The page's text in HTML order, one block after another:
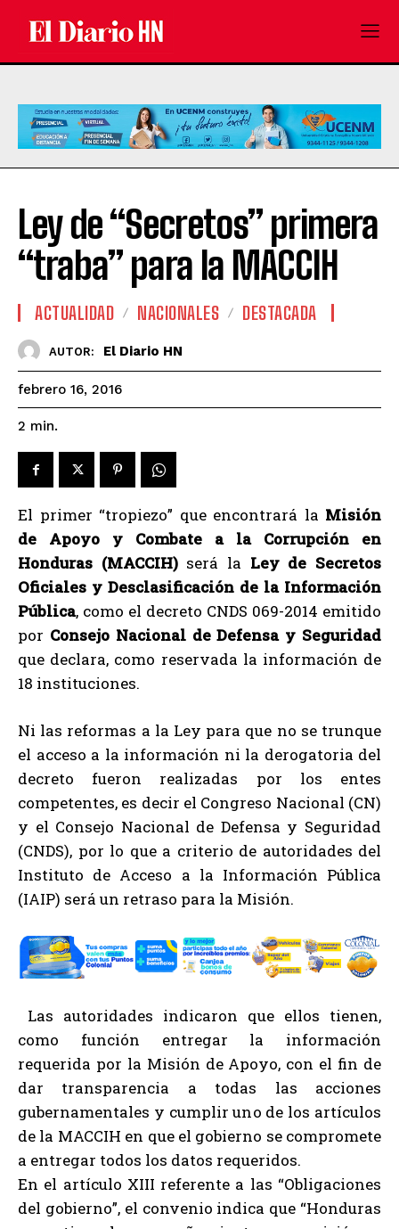
Ley de “Secretos” primera
“traba” para la MACCIH
ACTUALIDAD NACIONALES DESTACADA
AUTOR: El Diario HN
febrero 16, 2016
2 min.
El primer “tropiezo” que encontrará la Misión
de Apoyo y Combate a la Corrupción en
Honduras (MACCIH)será la Ley de Secretos
Oficiales y Desclasificación de la Información
Pública, como el decreto CNDS 069-2014 emitido
por Consejo Nacional de Defensa y Seguridad
que declara, como reservada la información de
18 instituciones.
Ni las reformas a la Ley para que no se trunque
el acceso a la información ni la derogatoria del
decreto fueron realizadas por los entes
competentes, es decir el Congreso Nacional (CN)
y el Consejo Nacional de Defensa y Seguridad
(CNDS), por lo que a criterio de autoridades del
Instituto de Acceso a la Información Pública
(IAIP) será un retraso para la Misión.
Las autoridades indicaron que ellos tienen,
como función entregar la información
requerida por la Misión de Apoyo, con el fin de
dar transparencia a todas las acciones
gubernamentales y cumplir uno de los artículos
de la MACCIH en que el gobierno se compromete
a entregar todos los datos requeridos.
En el artículo XIII referente a las “Obligaciones
del gobierno”, el convenio indica que “Honduras